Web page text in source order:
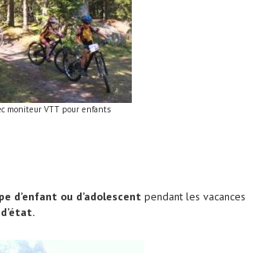
moniteur VTT pour enfants
d’enfant ou d’adolescent pendant les vacances